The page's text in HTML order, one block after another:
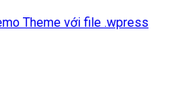
Theme với file .wpress